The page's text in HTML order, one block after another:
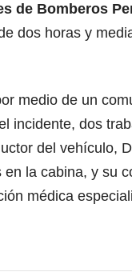
de Bomberos
dos horas y
medio de un
incidente, dos
del vehículo,
la cabina, y su
médica